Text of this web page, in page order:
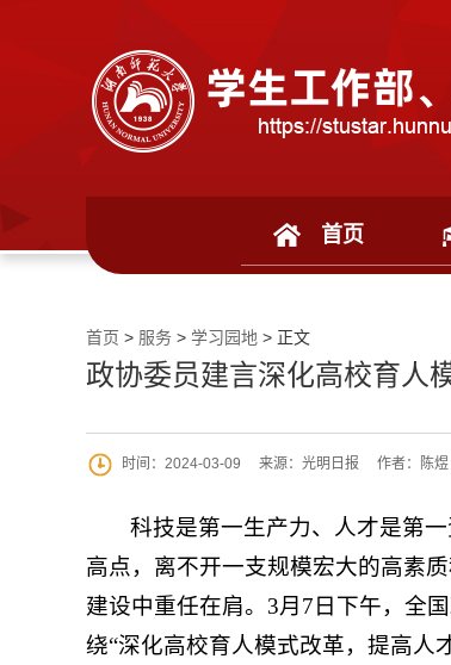
首页
首页 > 服务 > 学习园地 > 正文
政协委员建言深化高校育人
时间：2024-03-09 来源：光明日报 作者：陈
科技是第一生产力、人才是第
高点，离不开一支规模宏大的高素
建设中重任在肩。3月7日下午，全
绕“深化高校育人模式改革，提高人